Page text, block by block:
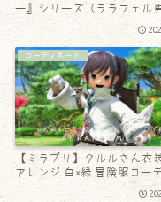
ー』シリーズ（ララフェル
Ver.）
コーディネート
【ミラプリ】クルルさん衣
アレンジ 白×緑 冒険服コー